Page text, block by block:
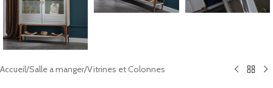
Accueil/Salle a manger/Vitrines et Colonnes